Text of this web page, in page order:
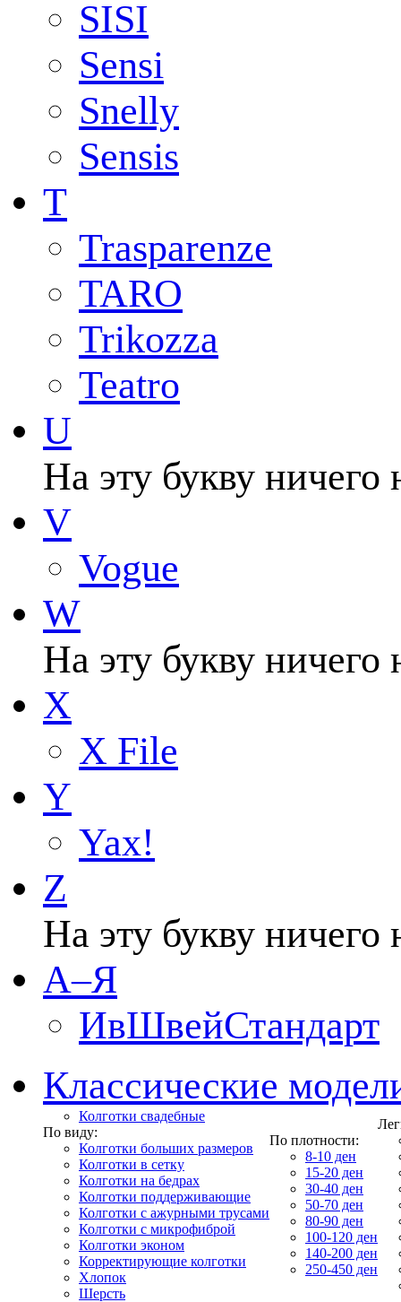
SISI
Sensi
Snelly
Sensis
T
Trasparenze
TARO
Trikozza
Teatro
U
На эту букву ничего
V
Vogue
W
На эту букву ничего
X
X File
Y
Yax!
Z
На эту букву ничего
А–Я
ИвШвейСтандарт
Классические
Колготки свадебные
По виду:
Колготки больших размеров
Колготки в сетку
Колготки на бедрах
Колготки поддерживающие
Колготки с ажурными трусами
Колготки с микрофиброй
Колготки эконом
Корректирующие колготки
Хлопок
Шерсть
По плотности:
8-10 ден
15-20 ден
30-40 ден
50-70 ден
80-90 ден
100-120 ден
140-200 ден
250-450 ден